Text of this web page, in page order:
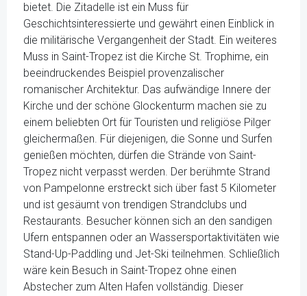
bietet. Die Zitadelle ist ein Muss für
Geschichtsinteressierte und gewährt einen Einblick in
die militärische Vergangenheit der Stadt. Ein weiteres
Muss in Saint-Tropez ist die Kirche St. Trophime, ein
beeindruckendes Beispiel provenzalischer
romanischer Architektur. Das aufwändige Innere der
Kirche und der schöne Glockenturm machen sie zu
einem beliebten Ort für Touristen und religiöse Pilger
gleichermaßen. Für diejenigen, die Sonne und Surfen
genießen möchten, dürfen die Strände von Saint-
Tropez nicht verpasst werden. Der berühmte Strand
von Pampelonne erstreckt sich über fast 5 Kilometer
und ist gesäumt von trendigen Strandclubs und
Restaurants. Besucher können sich an den sandigen
Ufern entspannen oder an Wassersportaktivitäten wie
Stand-Up-Paddling und Jet-Ski teilnehmen. Schließlich
wäre kein Besuch in Saint-Tropez ohne einen
Abstecher zum Alten Hafen vollständig. Dieser